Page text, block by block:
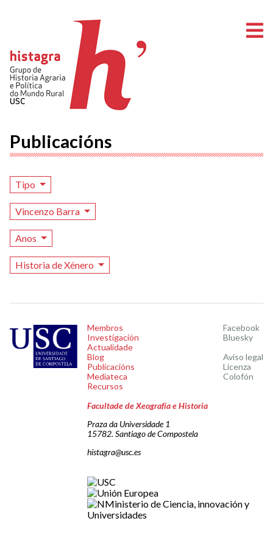
Publicacións
Tipo
Vincenzo Barra
Anos
Historia de Xénero
Membros
Investigación
Actualidade
Blog
Publicacións
Mediateca
Recursos
Facebook
Bluesky
Aviso legal
Licenza
Colofón
Facultade de Xeografía e Historia
Praza da Universidade 1
15782. Santiago de Compostela
histagra@usc.es